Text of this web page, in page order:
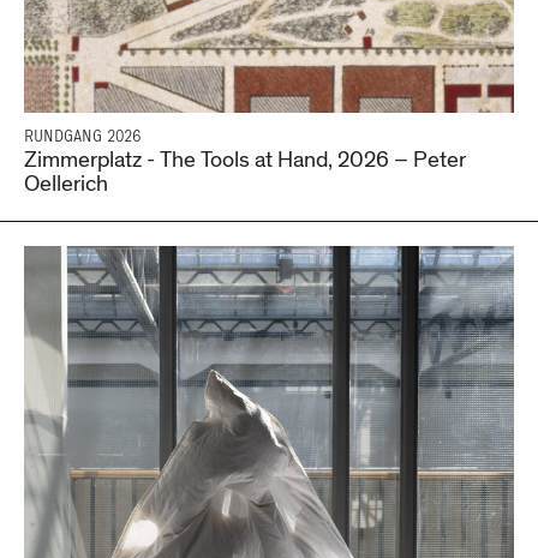
RUNDGANG 2026
Zimmerplatz - The Tools at Hand, 2026 – Peter
Oellerich